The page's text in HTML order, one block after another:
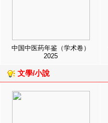
中国中医药年鉴（学术卷）
2025
文學/小說